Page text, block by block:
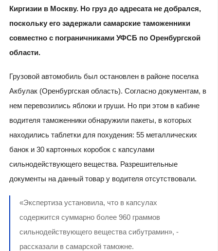
Киргизии в Москву. Но груз до адресата не добрался,
поскольку его задержали самарские таможенники
совместно с пограничниками УФСБ по Оренбургской
области.
Грузовой автомобиль был остановлен в районе поселка
Акбулак (Оренбургская область). Согласно документам, в
нем перевозились яблоки и груши. Но при этом в кабине
водителя таможенники обнаружили пакеты, в которых
находились таблетки для похудения: 55 металлических
банок и 30 картонных коробок с капсулами
сильнодействующего вещества. Разрешительные
документы на данный товар у водителя отсутствовали.
«Экспертиза установила, что в капсулах
содержится суммарно более 960 граммов
сильнодействующего вещества сибутрамин», -
рассказали в самарской таможне.